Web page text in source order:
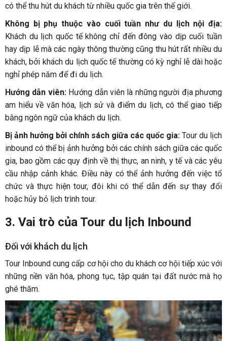
có thể thu hút du khách từ nhiều quốc gia trên thế giới.
Không bị phụ thuộc vào cuối tuần như du lịch nội địa:
Khách du lịch quốc tế không chỉ đến đông vào dịp cuối tuần
hay dịp lễ mà các ngày thông thường cũng thu hút rất nhiều du
khách, bởi khách du lịch quốc tế thường có kỳ nghỉ lễ dài hoặc
nghỉ phép năm để đi du lịch.
Hướng dẫn viên: Hướng dẫn viên là những người địa phương
am hiểu về văn hóa, lịch sử và điểm du lịch, có thể giao tiếp
bằng ngôn ngữ của khách du lịch.
Bị ảnh hưởng bởi chính sách giữa các quốc gia: Tour du lịch
inbound có thể bị ảnh hưởng bởi các chính sách giữa các quốc
gia, bao gồm các quy định về thị thực, an ninh, y tế và các yêu
cầu nhập cảnh khác. Điều này có thể ảnh hưởng đến việc tổ
chức và thực hiện tour, đôi khi có thể dẫn đến sự thay đổi
hoặc hủy bỏ lịch trình tour.
3. Vai trò của Tour du lịch Inbound
Đối với khách du lịch
Tour Inbound cung cấp cơ hội cho du khách cơ hội tiếp xúc với
những nền văn hóa, phong tục, tập quán tại đất nước mà họ
ghé thăm.